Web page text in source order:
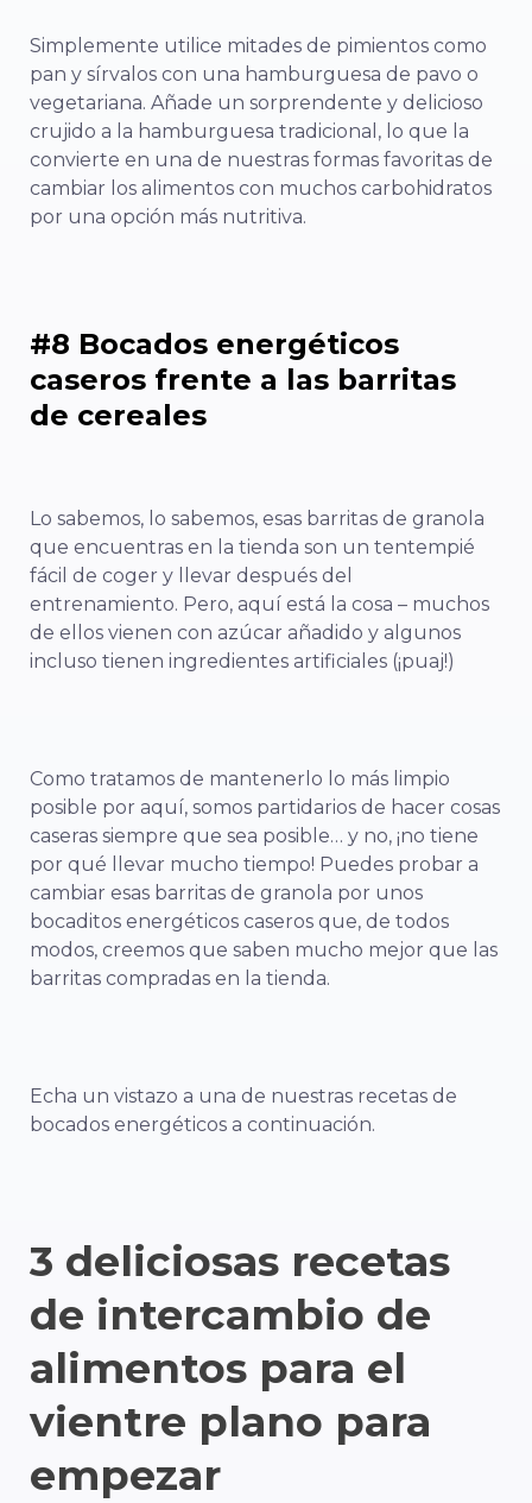
Simplemente utilice mitades de pimientos como
pan y sírvalos con una hamburguesa de pavo o
vegetariana. Añade un sorprendente y delicioso
crujido a la hamburguesa tradicional, lo que la
convierte en una de nuestras formas favoritas de
cambiar los alimentos con muchos carbohidratos
por una opción más nutritiva.
#8 Bocados energéticos
caseros frente a las barritas
de cereales
Lo sabemos, lo sabemos, esas barritas de granola
que encuentras en la tienda son un tentempié
fácil de coger y llevar después del
entrenamiento. Pero, aquí está la cosa – muchos
de ellos vienen con azúcar añadido y algunos
incluso tienen ingredientes artificiales (¡puaj!)
Como tratamos de mantenerlo lo más limpio
posible por aquí, somos partidarios de hacer cosas
caseras siempre que sea posible… y no, ¡no tiene
por qué llevar mucho tiempo! Puedes probar a
cambiar esas barritas de granola por unos
bocaditos energéticos caseros que, de todos
modos, creemos que saben mucho mejor que las
barritas compradas en la tienda.
Echa un vistazo a una de nuestras recetas de
bocados energéticos a continuación.
3 deliciosas recetas
de intercambio de
alimentos para el
vientre plano para
empezar